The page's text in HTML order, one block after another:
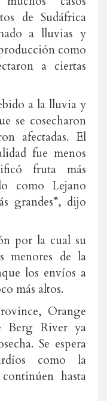
de Sudáfrica
a lluvias y
como
a ciertas
a la lluvia y
se cosecharon
afectadas. El
fue menos
fruta más
como Lejano
grandes”, dijo
por la cual su
menores de la
los envíos a
más altos.
Orange
Berg River ya
Se espera
como la
hasta